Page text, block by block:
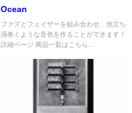
Ocean
ファズとフェイザーを組み合わせ、泡立ち
渦巻くような音色を作ることができます！
詳細ページ 商品一覧はこちら...